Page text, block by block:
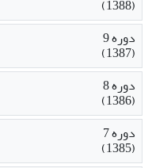
(1388)
دوره 9
(1387)
دوره 8
(1386)
دوره 7
(1385)